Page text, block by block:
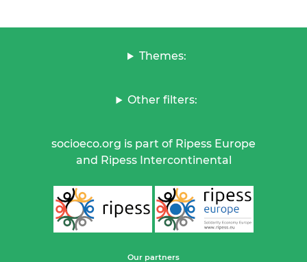
Themes:
Other filters:
socioeco.org is part of Ripess Europe
and Ripess Intercontinental
Our partners